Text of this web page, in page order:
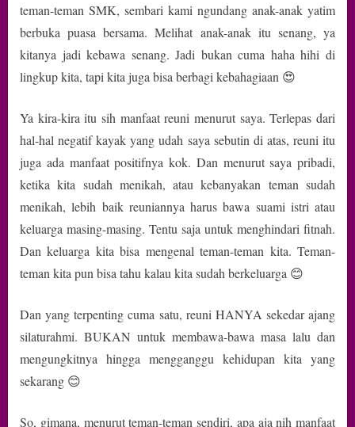
teman-teman SMK, sembari kami ngundang anak-anak yatim
berbuka puasa bersama. Melihat anak-anak itu senang, ya
kitanya jadi kebawa senang. Jadi bukan cuma haha hihi di
lingkup kita, tapi kita juga bisa berbagi kebahagiaan 😍
Ya kira-kira itu sih manfaat reuni menurut saya. Terlepas dari
hal-hal negatif kayak yang udah saya sebutin di atas, reuni itu
juga ada manfaat positifnya kok. Dan menurut saya pribadi,
ketika kita sudah menikah, atau kebanyakan teman sudah
menikah, lebih baik reuniannya harus bawa suami istri atau
keluarga masing-masing. Tentu saja untuk menghindari fitnah.
Dan keluarga kita bisa mengenal teman-teman kita. Teman-
teman kita pun bisa tahu kalau kita sudah berkeluarga 😊
Dan yang terpenting cuma satu, reuni HANYA sekedar ajang
silaturahmi. BUKAN untuk membawa-bawa masa lalu dan
mengungkitnya hingga mengganggu kehidupan kita yang
sekarang 😊
So, gimana, menurut teman-teman sendiri, apa aja nih manfaat